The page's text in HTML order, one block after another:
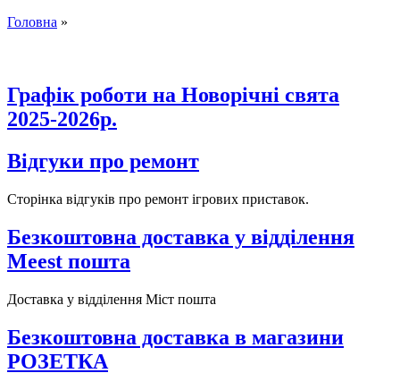
Головна »
Графік роботи на Новорічні свята
2025-2026р.
Відгуки про ремонт
Сторінка відгуків про ремонт ігрових приставок.
Безкоштовна доставка у відділення
Meest пошта
Доставка у відділення Міст пошта
Безкоштовна доставка в магазини
РОЗЕТКА